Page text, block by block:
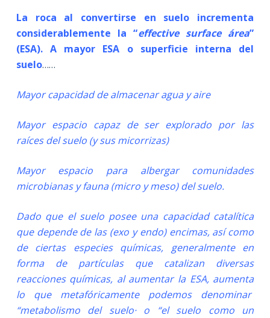
La roca al convertirse en suelo incrementa
considerablemente la “effective surface área”
(ESA). A mayor ESA o superficie interna del
suelo……
Mayor capacidad de almacenar agua y aire
Mayor espacio capaz de ser explorado por las
raíces del suelo (y sus micorrizas)
Mayor espacio para albergar comunidades
microbianas y fauna (micro y meso) del suelo.
Dado que el suelo posee una capacidad catalítica
que depende de las (exo y endo) encimas, así como
de ciertas especies químicas, generalmente en
forma de partículas que catalizan diversas
reacciones químicas, al aumentar la ESA, aumenta
lo que metafóricamente podemos denominar
“metabolismo del suelo· o “el suelo como un